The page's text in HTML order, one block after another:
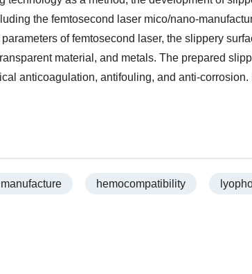
the femtosecond laser mico/nano-
of femtosecond laser, the slippery
material, and metals. The prepared
anticoagulation, antifouling, and anti-corrosion.
hemocompatibility